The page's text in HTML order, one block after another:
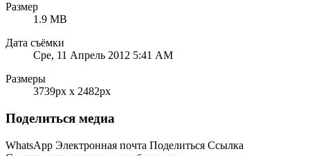
Размер
1.9 MB
Дата съёмки
Сре, 11 Апрель 2012 5:41 AM
Размеры
3739px x 2482px
Поделиться медиа
WhatsApp Электронная почта Поделиться Ссылка